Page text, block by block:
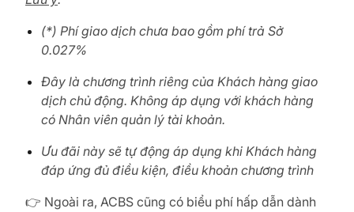
(*) Phí giao dịch chưa bao gồm phí trả Sở
0.027%
Đây là chương trình riêng của Khách hàng giao
dịch chủ động. Không áp dụng với khách hàng
có Nhân viên quản lý tài khoản.
Ưu đãi này sẽ tự động áp dụng khi Khách hàng
đáp ứng đủ điều kiện, điều khoản chương trình
👉 Ngoài ra, ACBS cũng có biểu phí hấp dẫn dành